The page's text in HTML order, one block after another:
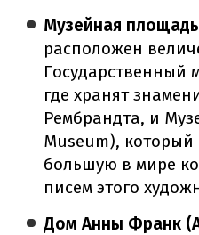
Музейная
расположен
Государственный
где хранят
Рембрандта, и
Museum), который
большую в мире
писем этого
Дом Анны Франк